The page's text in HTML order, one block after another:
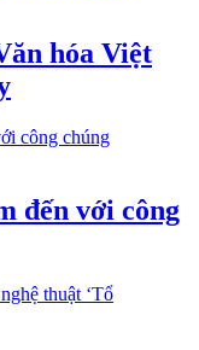
hóa Việt
đến với công